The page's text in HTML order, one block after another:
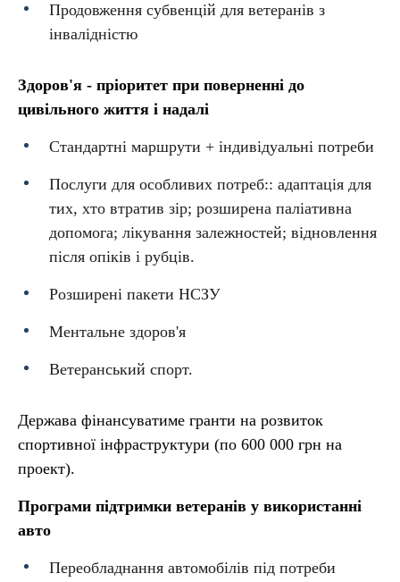
Продовження субвенцій для ветеранів з
інвалідністю
Здоров'я - пріоритет при поверненні до
цивільного життя і надалі
Стандартні маршрути + індивідуальні потреби
Послуги для особливих потреб:: адаптація для
тих, хто втратив зір; розширена паліативна
допомога; лікування залежностей; відновлення
після опіків і рубців.
Розширені пакети НСЗУ
Ментальне здоров'я
Ветеранський спорт.
Держава фінансуватиме гранти на розвиток
спортивної інфраструктури (по 600 000 грн на
проект).
Програми підтримки ветеранів у використанні
авто
Переобладнання автомобілів під потреби